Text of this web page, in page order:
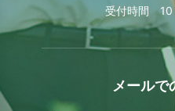
受付時間 10
メールで